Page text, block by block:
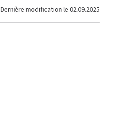
Dernière modification le 02.09.2025